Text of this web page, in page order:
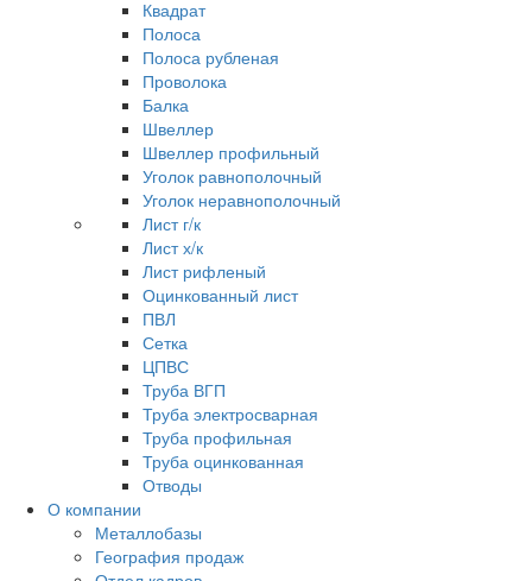
Квадрат
Полоса
Полоса рубленая
Проволока
Балка
Швеллер
Швеллер профильный
Уголок равнополочный
Уголок неравнополочный
Лист г/к
Лист х/к
Лист рифленый
Оцинкованный лист
ПВЛ
Сетка
ЦПВС
Труба ВГП
Труба электросварная
Труба профильная
Труба оцинкованная
Отводы
О компании
Металлобазы
География продаж